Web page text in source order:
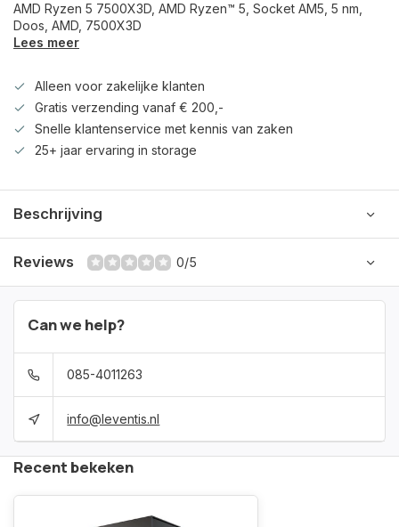
AMD Ryzen 5 7500X3D, AMD Ryzen™ 5, Socket AM5, 5 nm,
Doos, AMD, 7500X3D
Lees meer
Alleen voor zakelijke klanten
Gratis verzending vanaf € 200,-
Snelle klantenservice met kennis van zaken
25+ jaar ervaring in storage
Beschrijving
Reviews 0/5
Can we help?
085-4011263
info@leventis.nl
Recent bekeken